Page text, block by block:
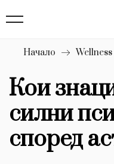
Бизнес
Мода
Dialogue
Изкуство
4340
Красота
Начало Wellness
Кои
силни
според